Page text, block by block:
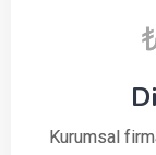
Kurumsal